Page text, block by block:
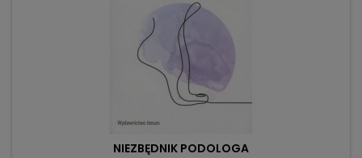
NIEZBĘDNIK PODOLOGA